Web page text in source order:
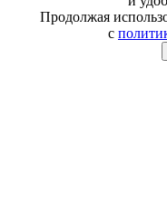
Продолжая
с